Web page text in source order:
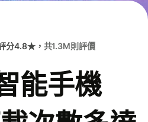
分4.8★， 共1.3M則評價
能手機